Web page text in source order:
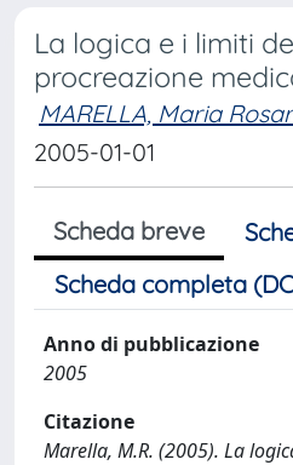
La logica e i limiti
procreazione
MARELLA, Maria
2005-01-01
Scheda breve
Scheda completa
Anno di pubblicazione
2005
Citazione
Marella, M.R. (2005). La